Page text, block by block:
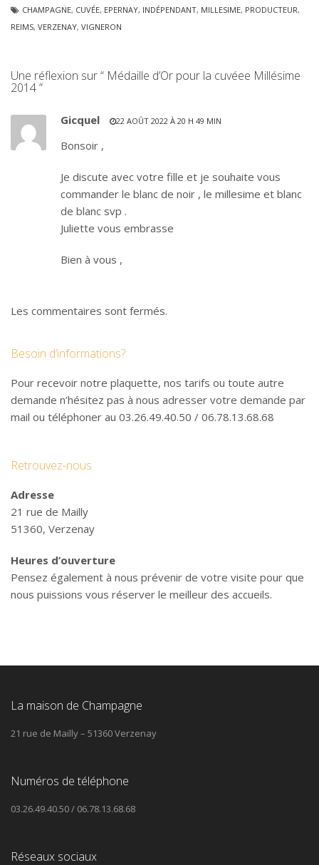
CHAMPAGNE, CUVÉE, EPERNAY, INDÉPENDANT, MILLESIME, PRODUCTEUR,
REIMS, VERZENAY, VIGNERON
Une réflexion sur “ Médaille d’Or pour la cuvéee Millésime
2014 ”
Gicquel 22 AOÛT 2022 À 20 H 49 MIN
Bonsoir ,
Je discute avec votre fille et je souhaite vous
commander le blanc de noir , le millesime et blanc
de blanc svp .
Juliette vous embrasse
Bien à vous ,
Les commentaires sont fermés.
Besoin d’informations?
Pour recevoir notre plaquette, nos tarifs ou toute autre
demande n’hésitez pas à nous adresser votre demande par
mail ou téléphoner au 03.26.49.40.50 / 06.78.13.68.68
Retrouvez-nous
Adresse
21 rue de Mailly
51360, Verzenay
Heures d’ouverture
Pensez également à nous prévenir de votre visite pour que
nous puissions vous réserver le meilleur des accueils.
La maison de Champagne
21 rue de Mailly – 51360 Verzenay
Numéros de téléphone
03.26.49.40.50 / 06.78.13.68.68
Réseaux sociaux